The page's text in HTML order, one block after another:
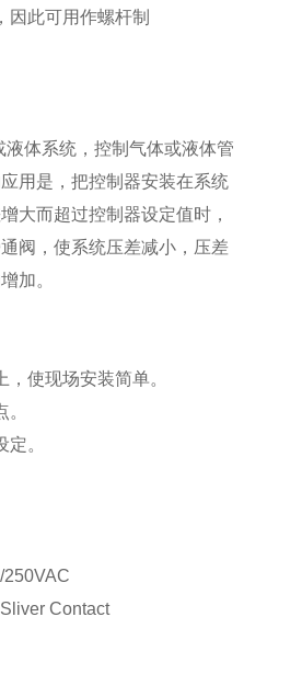
因此可用作螺杆制
体系统，控制气体或液体管
用是，把控制器安装在系统
大而超过控制器设定值时，
阀，使系统压差减小，压差
加。
使现场安装简单。
。
Contact